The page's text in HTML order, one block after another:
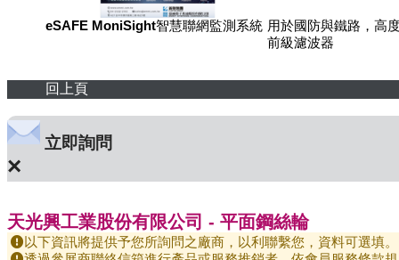
eSAFE MoniSight智慧聯網監測系統 用於國防與鐵路，高
前級濾波器
回上頁
立即詢問
×
天光興工業股份有限公司 - 平面鋼絲輪
以下資訊將提供予您所詢問之廠商，以利聯繫您，資料可選填。